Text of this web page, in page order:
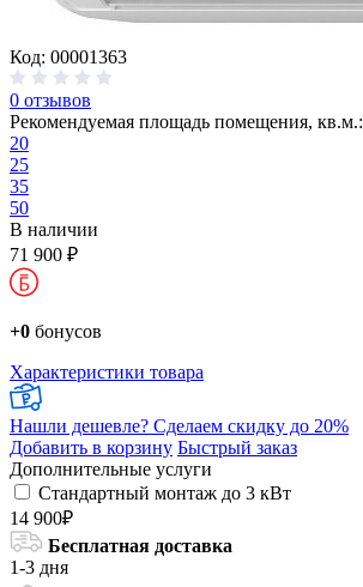
Код: 00001363
0 отзывов
Рекомендуемая площадь помещения, кв.м.:
20
25
35
50
В наличии
71 900 ₽
+0 бонусов
Характеристики товара
Нашли дешевле? Сделаем скидку до 20%
Добавить в корзину Быстрый заказ
Дополнительные услуги
Стандартный монтаж до 3 кВт
14 900₽
Бесплатная доставка
1-3 дня